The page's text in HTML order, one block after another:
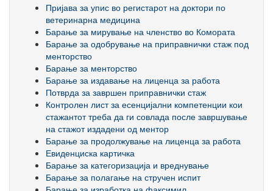
Пријава за упис во регистарот на доктори по
ветеринарна медицина
Барање за мирување на членство во Комората
Барање за одобрување на приправнички стаж под
менторство
Барање за менторство
Барање за издавање на лиценца за работа
Потврда за завршен приправнички стаж
Контролен лист за есенцијални компетенции кои
стажантот треба да ги совлада после завршување
на стажот издадени од ментор
Барање за продолжување на лиценца за работа
Евиденциска картичка
Барање за категоризација и вреднување
Барање за полагање на стручен испит